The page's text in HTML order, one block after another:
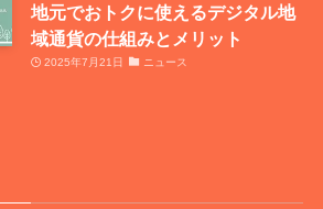
地元でおトクに使えるデジタル地
域通貨の仕組みとメリット
2025年7月21日 ニュース